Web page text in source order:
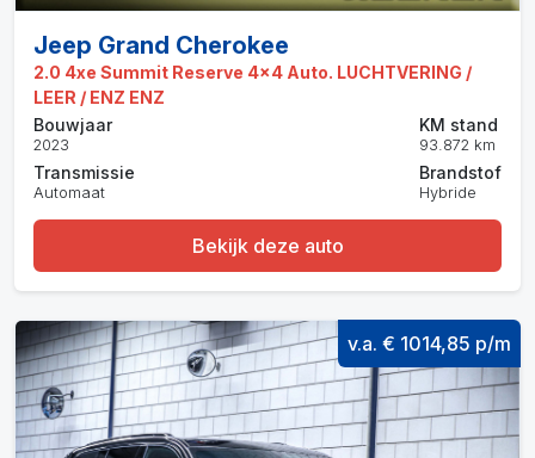
Jeep Grand Cherokee
2.0 4xe Summit Reserve 4x4 Auto. LUCHTVERING /
LEER / ENZ ENZ
Bouwjaar
2023
Transmissie
Automaat
KM stand
93.872 km
Brandstof
Hybride
Bekijk deze auto
v.a. € 1014,85 p/m